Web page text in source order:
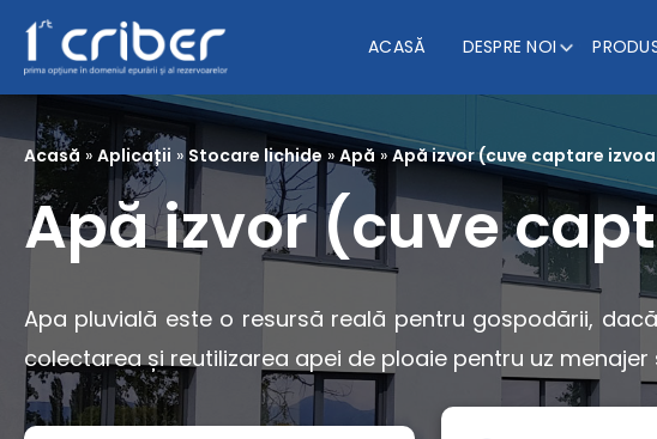
ACASĂ DESPRE NOI
Acasă » Aplicații » Stocare lichide » Apă » Apă izvor (cuve captare
Apă izvor (cuve
Apa pluvială este o resursă reală pentru gospodării,
colectarea și reutilizarea apei de ploaie pentru uz menajer